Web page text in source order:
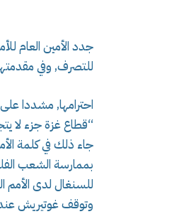
جدد الأمين العام
للتصرف, وفي
احترامها, مشددا
“قطاع غزة جزء لا
جاء ذلك في كلمة
بممارسة الشعب
للسنغال لدى الأمم
وتوقف غوتيريش عند